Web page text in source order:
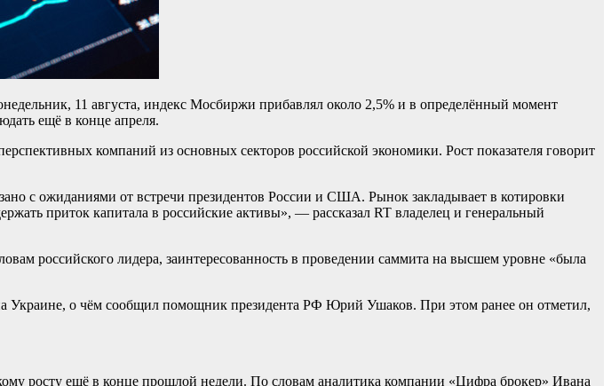
11 августа, индекс Мосбиржи прибавлял около 2,5% и в определённый момент
ещё в конце апреля.
компаний из основных секторов российской экономики. Рост показателя говорит
с ожиданиями от встречи президентов России и США. Рынок закладывает в котировки
приток капитала в российские активы», — рассказал RT владелец и генеральный
российского лидера, заинтересованность в проведении саммита на высшем уровне «была
Украине, о чём сообщил помощник президента РФ Юрий Ушаков. При этом ранее он отметил,
росту ещё в конце прошлой недели. По словам аналитика компании «Цифра брокер» Ивана